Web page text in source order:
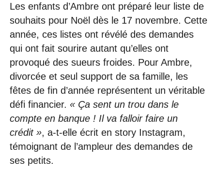
Les enfants d’Ambre ont préparé leur liste de
souhaits pour Noël dès le 17 novembre. Cette
année, ces listes ont révélé des demandes
qui ont fait sourire autant qu’elles ont
provoqué des sueurs froides. Pour Ambre,
divorcée et seul support de sa famille, les
fêtes de fin d’année représentent un véritable
défi financier. « Ça sent un trou dans le
compte en banque ! Il va falloir faire un
crédit », a-t-elle écrit en story Instagram,
témoignant de l’ampleur des demandes de
ses petits.